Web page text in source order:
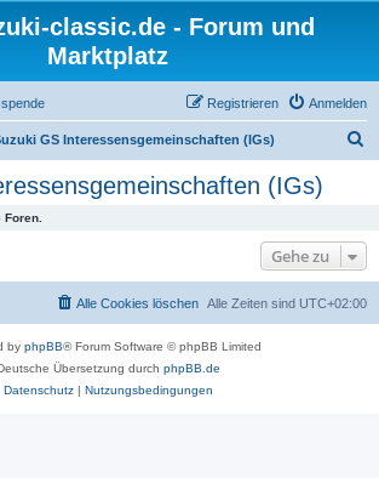
classic.de - Forum und
Marktplatz
Anmelden
Registrieren
GS Interessensgemeinschaften (IGs)
(IGs)
Gehe zu
Alle Zeiten sind UTC+02:00
Alle Cookies löschen
by phpBB® Forum Software © phpBB Limited
Übersetzung durch phpBB.de
Datenschutz| Nutzungsbedingungen